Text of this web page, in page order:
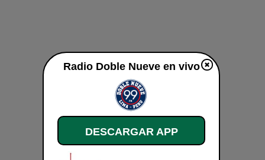
Radio Doble Nueve en vivo
DESCARGAR APP